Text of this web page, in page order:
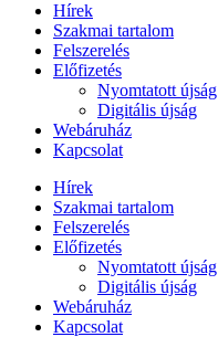
Hírek
Szakmai tartalom
Felszerelés
Előfizetés
Nyomtatott újság
Digitális újság
Webáruház
Kapcsolat
Hírek
Szakmai tartalom
Felszerelés
Előfizetés
Nyomtatott újság
Digitális újság
Webáruház
Kapcsolat